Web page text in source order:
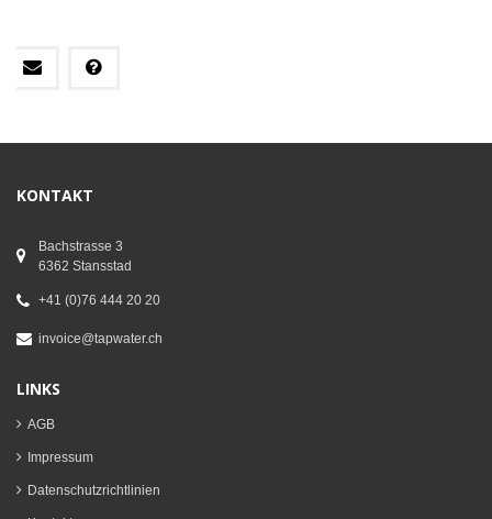
KONTAKT
Bachstrasse 3
6362 Stansstad
+41 (0)76 444 20 20
invoice@tapwater.ch
LINKS
AGB
Impressum
Datenschutzrichtlinien